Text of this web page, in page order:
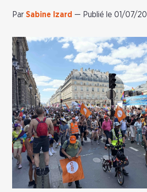
Par Sabine Izard — Publié le 01/07/